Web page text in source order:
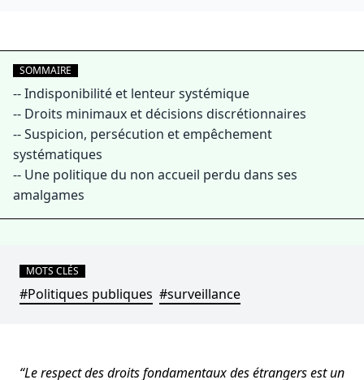
SOMMAIRE
--Indisponibilité et lenteur systémique
-- Droits minimaux et décisions discrétionnaires
--Suspicion, persécution et empêchement
systématiques
-- Une politique du non accueil perdu dans ses
amalgames
MOTS CLÉS
#Politiques publiques #surveillance
“Le respect des droits fondamentaux des étrangers est un